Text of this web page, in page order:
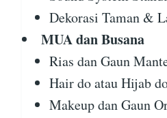
Dekorasi Taman &
MUA dan Busana
Rias dan Gaun
Hair do atau Hijab
Makeup dan Gaun